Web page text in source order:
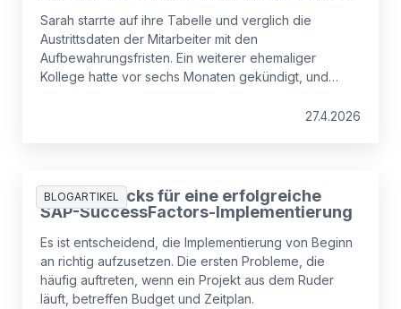
Sarah starrte auf ihre Tabelle und verglich die
Austrittsdaten der Mitarbeiter mit den
Aufbewahrungsfristen. Ein weiterer ehemaliger
Kollege hatte vor sechs Monaten gekündigt, und
27.4.2026
BLOGARTIKEL
Tipps & Tricks für eine erfolgreiche
SAP-SuccessFactors-Implementierung
Es ist entscheidend, die Implementierung von Beginn
an richtig aufzusetzen. Die ersten Probleme, die
häufig auftreten, wenn ein Projekt aus dem Ruder
läuft, betreffen Budget und Zeitplan.